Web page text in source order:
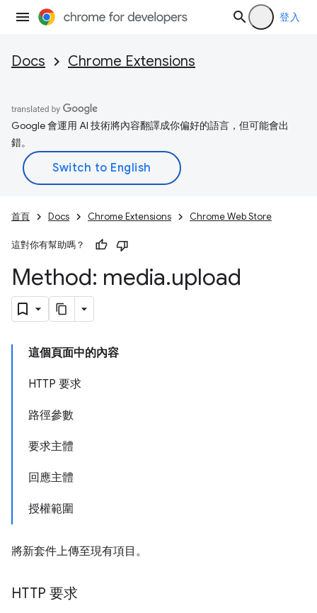
登入
Docs Chrome Extensions
Google 會運用 AI 技術將內容翻譯成你偏好的語言，但可能會出
錯。
首頁 Docs Chrome Extensions Chrome Web Store
這對你有幫助嗎？
Method: media.upload
這個頁面中的內容
HTTP 要求
路徑參數
要求主體
回應主體
授權範圍
將新套件上傳至現有項目。
HTTP 要求